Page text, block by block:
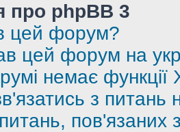
про phpBB 3
цей форум?
цей форум на
немає функції
з питань